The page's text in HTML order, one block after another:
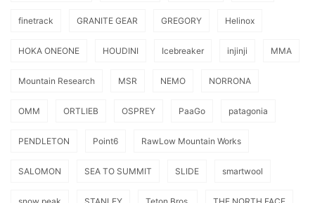
finetrack GRANITE GEAR GREGORY Helinox
HOKA ONEONE HOUDINI Icebreaker injinji MMA
Mountain Research MSR NEMO NORRONA
OMM ORTLIEB OSPREY PaaGo patagonia
PENDLETON Point6 RawLow Mountain Works
SALOMON SEA TO SUMMIT SLIDE smartwool